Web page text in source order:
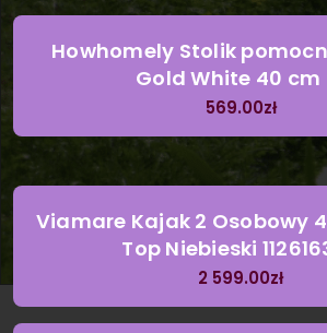
Howhomely Stolik
Gold White 40 cm
569.00zł
Viamare Kajak 2 Osobowy
Top Niebieski
2 599.00zł